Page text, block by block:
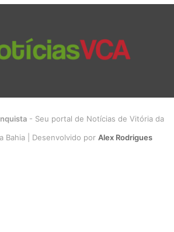
- Seu portal de Notícias de Vitória da
Bahia | Desenvolvido por Alex Rodrigues